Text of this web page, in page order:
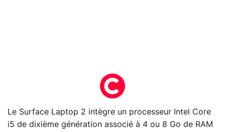
Le Surface Laptop 2 intègre un processeur Intel Core
i5 de dixième génération associé à 4 ou 8 Go de RAM